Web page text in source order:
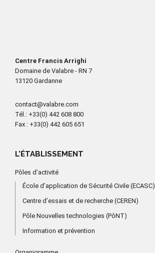
Centre Francis Arrighi
Domaine de Valabre - RN 7
13120 Gardanne
contact@valabre.com
Tél.: +33(0) 442 608 800
Fax : +33(0) 442 605 651
L'ÉTABLISSEMENT
Pôles d’activité
École d’application de Sécurité Civile (ECASC)
Centre d’essais et de recherche (CEREN)
Pôle Nouvelles technologies (PôNT)
Information et prévention